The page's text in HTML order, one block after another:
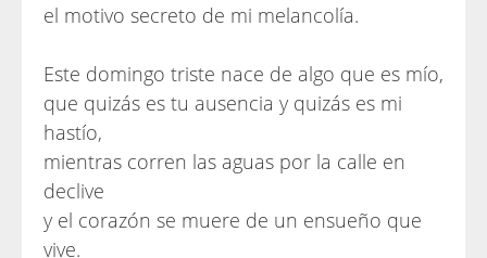
el motivo secreto de mi melancolía.
Este domingo triste nace de algo que es mío,
que quizás es tu ausencia y quizás es mi
hastío,
mientras corren las aguas por la calle en
declive
y el corazón se muere de un ensueño que
vive.